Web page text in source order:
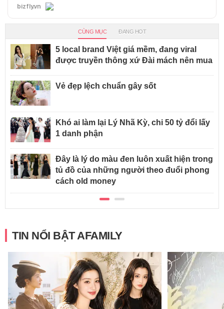
bizfly.vn
CÙNG MỤC ĐANG HOT
5 local brand Việt giá mềm, đang viral
được truyền thông xứ Đài mách nên mua
Vẻ đẹp lệch chuẩn gây sốt
Khó ai làm lại Lý Nhã Kỳ, chi 50 tỷ đổi lấy
1 danh phận
Đây là lý do màu đen luôn xuất hiện trong
tủ đồ của những người theo đuổi phong
cách old money
TIN NỔI BẬT AFAMILY